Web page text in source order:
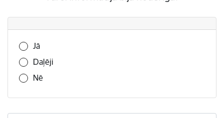
Vai šī informācija bija noderīga?
Jā
Daļēji
Nē